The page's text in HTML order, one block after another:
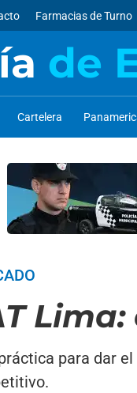
Farmacias de Turno
de
Cartelera
para dar